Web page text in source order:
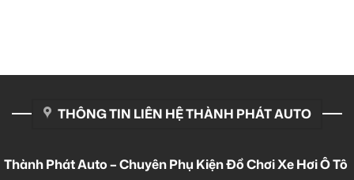
THÔNG TIN LIÊN HỆ THÀNH PHÁT AUTO
Thành Phát Auto – Chuyên Phụ Kiện Đồ Chơi Xe Hơi Ô Tô